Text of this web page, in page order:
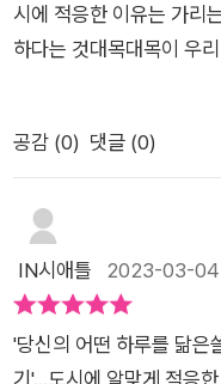
시에 적응한 이유는 가리
하다는 것대목대목이 우
같아 아팠지만제목스럽
망을 놓지 않는 점이 좋았
이어간다.따로 떨어져
랑을 공유하며살아가는
덕여지는 그림책이었다.
를 곱씹어 보느라 이 책을
공감 (0) 댓글 (0)
IN시애틀 2023-03-04
'당신의 어떤 하루를 닮은